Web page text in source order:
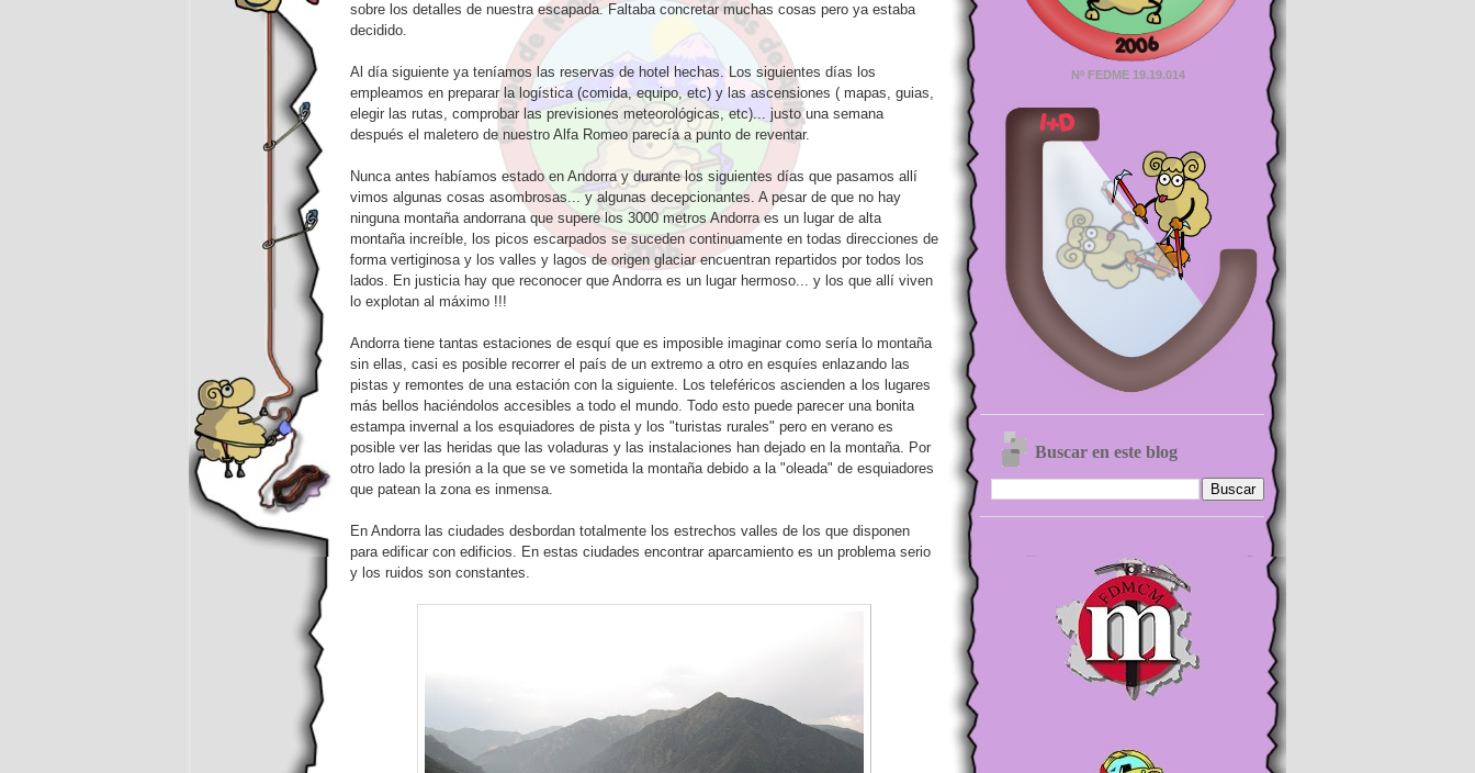
sobre los detalles de nuestra escapada. Faltaba concretar muchas cosas pero ya estaba
decidido.
Al día siguiente ya teníamos las reservas de hotel hechas. Los siguientes días los
empleamos en preparar la logística (comida, equipo, etc) y las ascensiones ( mapas, guias,
elegir las rutas, comprobar las previsiones meteorológicas, etc)... justo una semana
después el maletero de nuestro Alfa Romeo parecía a punto de reventar.
Nunca antes habíamos estado en Andorra y durante los siguientes días que pasamos allí
vimos algunas cosas asombrosas... y algunas decepcionantes. A pesar de que no hay
ninguna montaña andorrana que supere los 3000 metros Andorra es un lugar de alta
montaña increíble, los picos escarpados se suceden continuamente en todas direcciones de
forma vertiginosa y los valles y lagos de origen glaciar encuentran repartidos por todos los
lados. En justicia hay que reconocer que Andorra es un lugar hermoso... y los que allí viven
lo explotan al máximo !!!
Andorra tiene tantas estaciones de esquí que es imposible imaginar como sería lo montaña
sin ellas, casi es posible recorrer el país de un extremo a otro en esquíes enlazando las
pistas y remontes de una estación con la siguiente. Los teleféricos ascienden a los lugares
más bellos haciéndolos accesibles a todo el mundo. Todo esto puede parecer una bonita
estampa invernal a los esquiadores de pista y los "turistas rurales" pero en verano es
posible ver las heridas que las voladuras y las instalaciones han dejado en la montaña. Por
otro lado la presión a la que se ve sometida la montaña debido a la "oleada" de esquiadores
que patean la zona es inmensa.
En Andorra las ciudades desbordan totalmente los estrechos valles de los que disponen
para edificar con edificios. En estas ciudades encontrar aparcamiento es un problema serio
y los ruidos son constantes.
Nº FEDME 19.19.014
Buscar en este blog